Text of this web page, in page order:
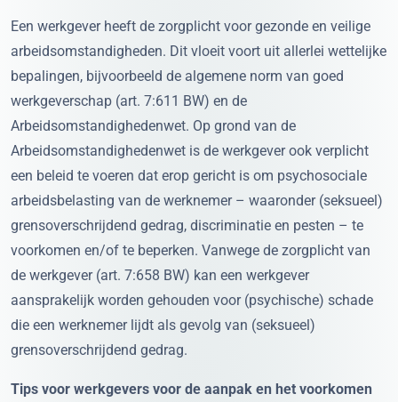
Een werkgever heeft de zorgplicht voor gezonde en veilige
arbeidsomstandigheden. Dit vloeit voort uit allerlei wettelijke
bepalingen, bijvoorbeeld de algemene norm van goed
werkgeverschap (art. 7:611 BW) en de
Arbeidsomstandighedenwet. Op grond van de
Arbeidsomstandighedenwet is de werkgever ook verplicht
een beleid te voeren dat erop gericht is om psychosociale
arbeidsbelasting van de werknemer – waaronder (seksueel)
grensoverschrijdend gedrag, discriminatie en pesten – te
voorkomen en/of te beperken. Vanwege de zorgplicht van
de werkgever (art. 7:658 BW) kan een werkgever
aansprakelijk worden gehouden voor (psychische) schade
die een werknemer lijdt als gevolg van (seksueel)
grensoverschrijdend gedrag.
Tips voor werkgevers voor de aanpak en het voorkomen